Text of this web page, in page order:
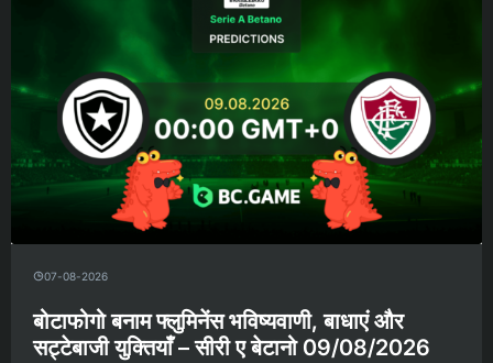
07-08-2026
बोटाफोगो बनाम फ्लुमिनेंस भविष्यवाणी, बाधाएं और
सट्टेबाजी युक्तियाँ – सीरी ए बेटानो 09/08/2026